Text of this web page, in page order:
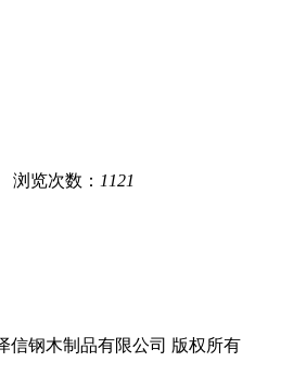
浏览次数： 1121
信钢木制品有限公司 版权所有